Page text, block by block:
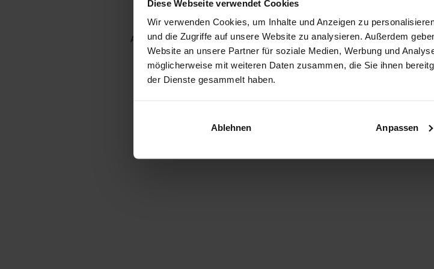
Diese Webseite verwendet Cookies
Wir verwenden Cookies, um Inhalte und Anzeigen zu
und die Zugriffe auf unsere Website zu analysieren. Außerdem
Website an unsere Partner für soziale Medien, Werbung und
möglicherweise mit weiteren Daten zusammen, die Sie ihnen
der Dienste gesammelt haben.
Ablehnen Anpassen
Application error: a client-side exception has occurred while loading